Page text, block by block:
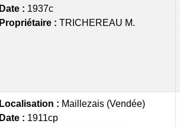
Date : 1937c
Propriétaire : TRICHEREAU M.
Localisation : Maillezais (Vendée)
Date : 1911cp